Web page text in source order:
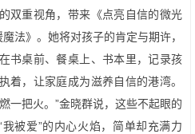
双重视角，带来《点亮自信的微光
法》。她将对孩子的肯定与期许，
书桌前、餐桌上、书本里，记录孩
着，让家庭成为滋养自信的港湾。
一把火。”金晓群说，这些不起眼的
被爱”的内心火焰，简单却充满力